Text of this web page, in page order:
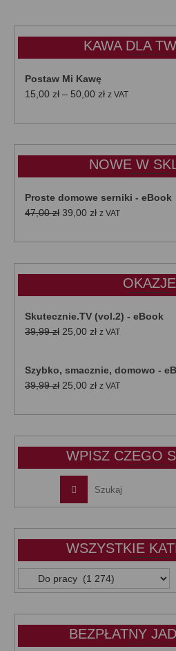
KAWA DLA
Postaw Mi Kawę
15,00 zł – 50,00 złZakres
od
do
50,00 zł
z VAT
NOWE W
Proste domowe serniki - eBook
47,00zł Pierwotna
wynosiła:
39,00 złAktualna
wynosi:
z VAT
OKAZJE
Skutecznie.TV (vol.2) - eBook
39,99zł Pierwotna
39,99 zł.
25,00 złAktualna
25,00 zł.
z VAT
Szybko, smacznie, domowo -
39,99zł Pierwotna
wynosiła:
25,00 złAktualna
wynosi:
z VAT
WPISZ CZEGO
WSZYSTKIE
WSZYSTKIE
KATEGORIE:
BEZPŁATNY